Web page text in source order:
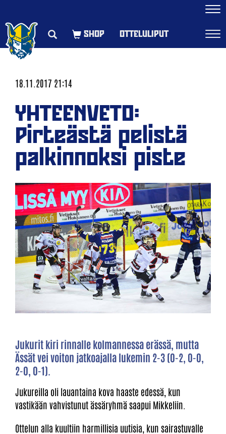
OTTELULIPUT
18.11.2017 21:14
YHTEENVETO:
Pirteästä pelistä
palkinnoksi piste
Jukurit kiri rinnalle kolmannessa erässä, mutta
Ässät vei voiton jatkoajalla lukemin 2-3 (0-2, 0-0,
2-0, 0-1).
Jukureilla oli lauantaina kova haaste edessä, kun
vastikään vahvistunut ässäryhmä saapui Mikkeliin.
Ottelun alla kuultiin harmillisia uutisia, kun sairastuvalle